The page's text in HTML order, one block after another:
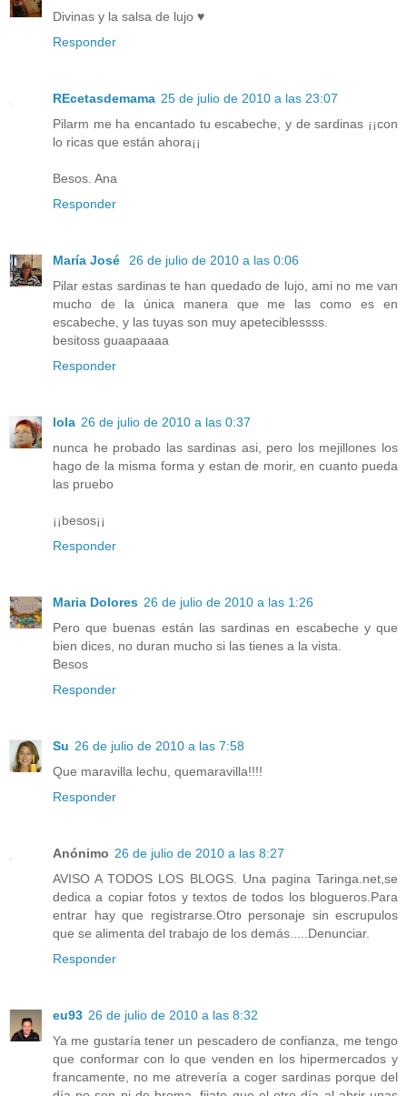
Divinas y la salsa de lujo ♥
Responder
REcetasdemama 25 de julio de 2010 a las 23:07
Pilarm me ha encantado tu escabeche, y de sardinas ¡¡con
lo ricas que están ahora¡¡
Besos. Ana
Responder
María José
26 de julio de 2010 a las 0:06
Pilar estas sardinas te han quedado de lujo, ami no me van
mucho de la única manera que me las como es en
escabeche, y las tuyas son muy apeteciblessss.
besitoss guaapaaaa
Responder
lola 26 de julio de 2010 a las 0:37
nunca he probado las sardinas asi, pero los mejillones los
hago de la misma forma y estan de morir, en cuanto pueda
las pruebo
¡¡besos¡¡
Responder
Maria Dolores 26 de julio de 2010 a las 1:26
Pero que buenas están las sardinas en escabeche y que
bien dices, no duran mucho si las tienes a la vista.
Besos
Responder
Su 26 de julio de 2010 a las 7:58
Que maravilla lechu, quemaravilla!!!!
Responder
Anónimo 26 de julio de 2010 a las 8:27
AVISO A TODOS LOS BLOGS. Una pagina Taringa.net,se
dedica a copiar fotos y textos de todos los blogueros.Para
entrar hay que registrarse.Otro personaje sin escrupulos
que se alimenta del trabajo de los demás.....Denunciar.
Responder
eu93 26 de julio de 2010 a las 8:32
Ya me gustaría tener un pescadero de confianza, me tengo
que conformar con lo que venden en los hipermercados y
francamente, no me atrevería a coger sardinas porque del